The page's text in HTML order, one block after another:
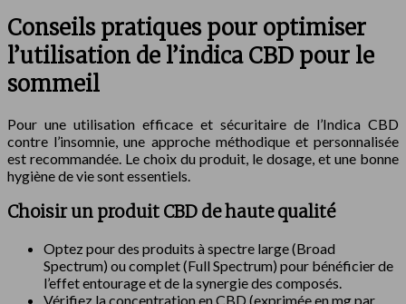
Conseils pratiques pour optimiser
l’utilisation de l’indica CBD pour le
sommeil
Pour une utilisation efficace et sécuritaire de l’Indica CBD
contre l’insomnie, une approche méthodique et personnalisée
est recommandée. Le choix du produit, le dosage, et une bonne
hygiène de vie sont essentiels.
Choisir un produit CBD de haute qualité
Optez pour des produits à spectre large (Broad
Spectrum) ou complet (Full Spectrum) pour bénéficier de
l’effet entourage et de la synergie des composés.
Vérifiez la concentration en CBD (exprimée en mg par